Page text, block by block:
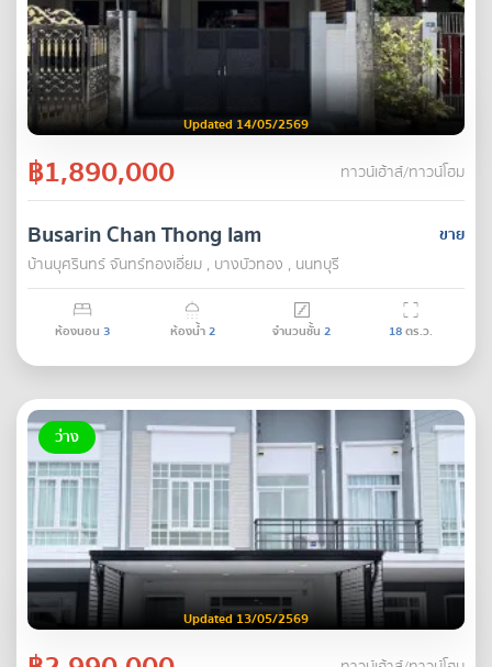
Updated 14/05/2569
฿1,890,000 ทาวน์เฮ้าส์/ทาวน์โฮม
ขาย
Busarin Chan Thong Iam
บ้านบุศรินทร์ จันทร์ทองเอี่ยม , บางบัวทอง , นนทบุรี
ห้องนอน 3 ห้องน้ำ2 จำนวนชั้น 2 18ตร.ว.
ว่าง
Updated 13/05/2569